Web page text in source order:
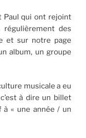
Paul qui ont rejoint
régulièrement des
et sur notre page
album, un groupe
musicale a eu
c’est à dire un billet
« une année / un